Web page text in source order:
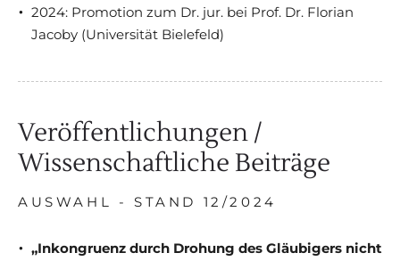
2024: Promotion zum Dr. jur. bei Prof. Dr. Florian
Jacoby (Universität Bielefeld)
Veröffentlichungen /
Wissenschaftliche Beiträge
AUSWAHL - STAND 12/2024
„Inkongruenz durch Drohung des Gläubigers nicht